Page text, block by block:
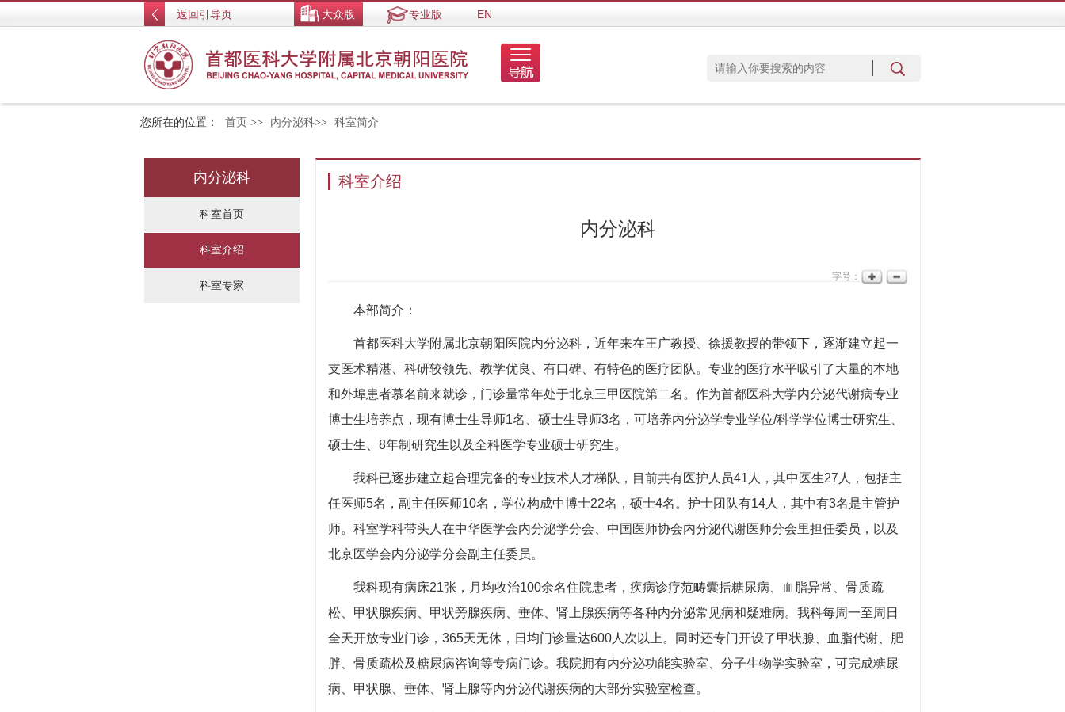
返回引导页 大众版 专业版 EN
您所在的位置： 首页 >> 内分泌科>> 科室简介
内分泌科
科室首页
科室介绍
科室专家
科室介绍
内分泌科
字号：
本部简介：
首都医科大学附属北京朝阳医院内分泌科，近年来在王广教授、徐援教授的带领下，逐渐建立起一
支医术精湛、科研较领先、教学优良、有口碑、有特色的医疗团队。专业的医疗水平吸引了大量的本地
和外埠患者慕名前来就诊，门诊量常年处于北京三甲医院第二名。作为首都医科大学内分泌代谢病专业
博士生培养点，现有博士生导师1名、硕士生导师3名，可培养内分泌学专业学位/科学学位博士研究生、
硕士生、8年制研究生以及全科医学专业硕士研究生。
我科已逐步建立起合理完备的专业技术人才梯队，目前共有医护人员41人，其中医生27人，包括主
任医师5名，副主任医师10名，学位构成中博士22名，硕士4名。护士团队有14人，其中有3名是主管护
师。科室学科带头人在中华医学会内分泌学分会、中国医师协会内分泌代谢医师分会里担任委员，以及
北京医学会内分泌学分会副主任委员。
我科现有病床21张，月均收治100余名住院患者，疾病诊疗范畴囊括糖尿病、血脂异常、骨质疏
松、甲状腺疾病、甲状旁腺疾病、垂体、肾上腺疾病等各种内分泌常见病和疑难病。我科每周一至周日
全天开放专业门诊，365天无休，日均门诊量达600人次以上。同时还专门开设了甲状腺、血脂代谢、肥
胖、骨质疏松及糖尿病咨询等专病门诊。我院拥有内分泌功能实验室、分子生物学实验室，可完成糖尿
病、甲状腺、垂体、肾上腺等内分泌代谢疾病的大部分实验室检查。